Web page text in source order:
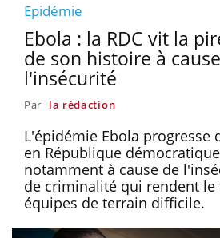
Epidémie
Ebola : la RDC vit la
de son histoire à
l'insécurité
Par la rédaction
L'épidémie Ebola progresse
en République démocratique
notamment à cause de
de criminalité qui rendent le
équipes de terrain difficile.